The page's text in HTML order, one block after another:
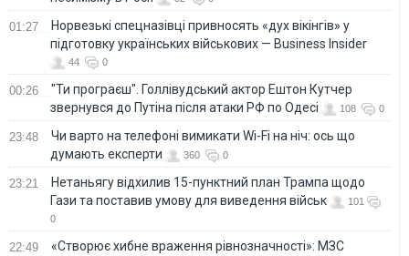
01:27
Норвезькі спецназівці привносять «дух вікінгів» у
підготовку українських військових — Business Insider
44 0
00:26
"Ти програєш". Голлівудський актор Ештон Кутчер
звернувся до Путіна після атаки РФ по Одесі
108 0
23:48
Чи варто на телефонi вимикати Wi-Fi на ніч: ось що
думають експерти
360 0
23:21
Нетаньягу відхилив 15-пунктний план Трампа щодо
Гази та поставив умову для виведення військ
101
0
22:49
«Створює хибне враження рівнозначності»: МЗС